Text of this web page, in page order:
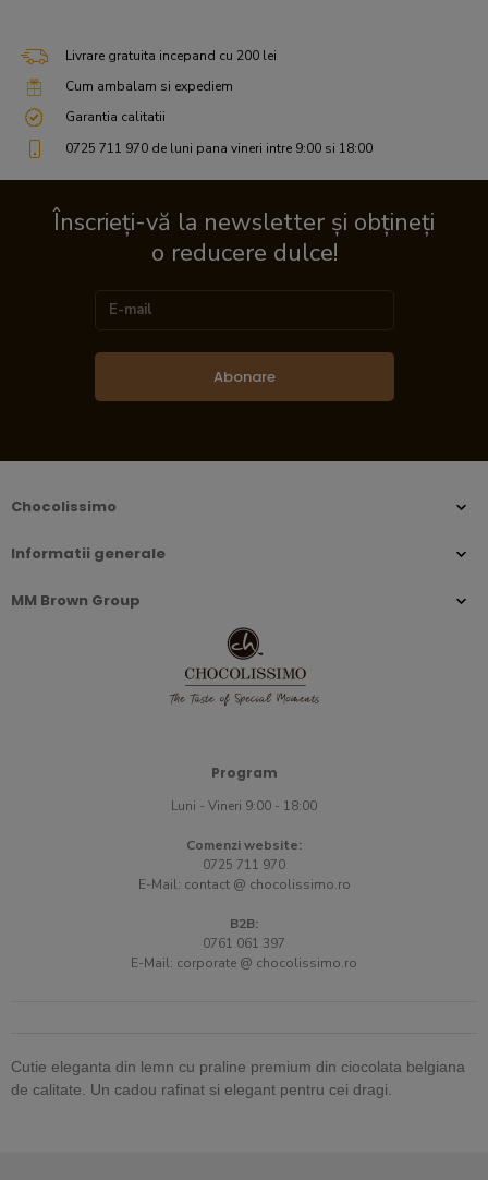
Livrare gratuita incepand cu 200 lei
Cum ambalam si expediem
Garantia calitatii
0725 711 970 de luni pana vineri intre 9:00 si 18:00
Înscrieți-vă la newsletter și obțineți
o reducere dulce!
Abonare
Chocolissimo
Informatii generale
MM Brown Group
Program
Luni - Vineri 9:00 - 18:00
Comenzi website:
0725 711 970
E-Mail: contact @ chocolissimo.ro
B2B:
0761 061 397
E-Mail: corporate @ chocolissimo.ro
Cutie eleganta din lemn cu praline premium din ciocolata belgiana
de calitate. Un cadou rafinat si elegant pentru cei dragi.